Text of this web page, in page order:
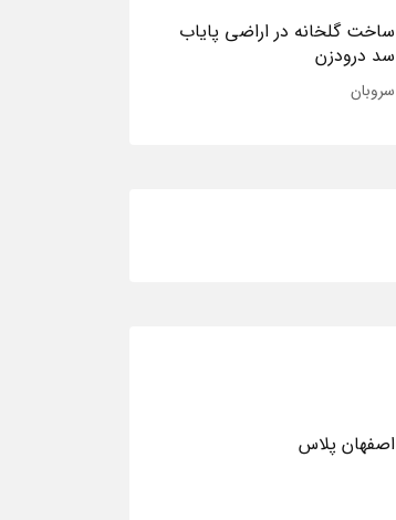
ساخت گلخانه در اراضی پایاب
سد درودزن
سروبان
اصفهان پلاس